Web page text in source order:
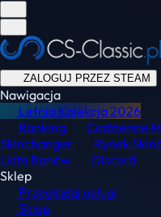
ZALOGUJ PRZEZ STEAM
Nawigacja
Letnia Kolekcja2026
Ranking
Codzienne
Skinchanger
Rynek
Lista Banów
Discord
Sklep
Przeglądaj usługi
Sklep